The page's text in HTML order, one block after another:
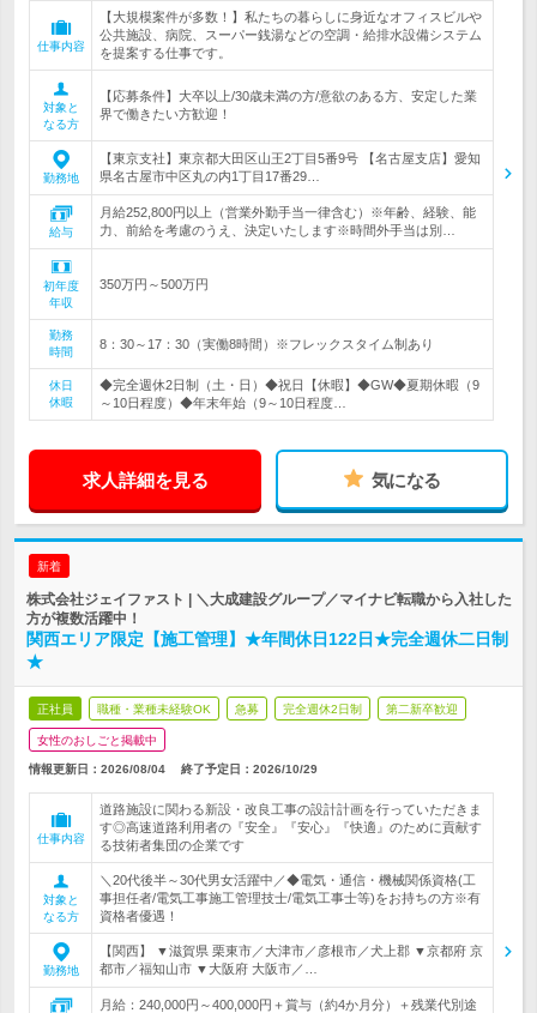
仕事内容
【大規模案件が多数！】私たちの暮らしに身近なオフィスビルや
公共施設、病院、スーパー銭湯などの空調・給排水設備システム
を提案する仕事です。
対象と
なる方
【応募条件】大卒以上/30歳未満の方/意欲のある方、安定した業
界で働きたい方歓迎！
勤務地
【東京支社】東京都大田区山王2丁目5番9号 【名古屋支店】愛知
県名古屋市中区丸の内1丁目17番29…
給与
月給252,800円以上（営業外勤手当一律含む）※年齢、経験、能
力、前給を考慮のうえ、決定いたします※時間外手当は別…
初年度
年収
350万円～500万円
勤務
時間
8：30～17：30（実働8時間）※フレックスタイム制あり
休日
休暇
◆完全週休2日制（土・日）◆祝日【休暇】◆GW◆夏期休暇（9
～10日程度）◆年末年始（9～10日程度…
求人詳細を見る 気になる
新着
株式会社ジェイファスト | ＼大成建設グループ／マイナビ転職から入社した
方が複数活躍中！
関西エリア限定【施工管理】★年間休日122日★完全週休二日制
★
正社員 職種・業種未経験OK 急募 完全週休2日制 第二新卒歓迎
女性のおしごと掲載中
情報更新日：2026/08/04 終了予定日： 2026/10/29
仕事内容
道路施設に関わる新設・改良工事の設計計画を行っていただきま
す◎高速道路利用者の『安全』『安心』『快適』のために貢献す
る技術者集団の企業です
対象と
なる方
＼20代後半～30代男女活躍中／◆電気・通信・機械関係資格(工
事担任者/電気工事施工管理技士/電気工事士等)をお持ちの方※有
資格者優遇！
勤務地
【関西】 ▼滋賀県 栗東市／大津市／彦根市／犬上郡 ▼京都府 京
都市／福知山市 ▼大阪府 大阪市／…
月給：240,000円～400,000円＋賞与（約4か月分）＋残業代別途